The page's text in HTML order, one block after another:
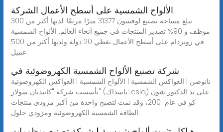
الألواح الشمسية على أسطح الأعمال الشركة
تبلغ مساحة تصنيع لوفسون 31377 مترًا مربعًا. لديها أكثر من 300
موظف و 90% تصدير المنتجات في جميع أنحاء العالم. الألواح الشمسية
في روتردام على أسطح الأعمال تغطي 20 دولة ولديها أكثر من 500
عميل.
شركة تصنيع الألواح الشمسية الكهروضوئية في
نانوصن | العواكس الشمسية | الألواح الشمسية | العواكس الكهروضوئية
تأسست شركة "كانيديان سولار" (ناسداك: csiq) على يد الدكتور شون
كو في عام 2001، وقد نمت لتصبح واحدة من أكبر مزودي منتجات
الطاقة الشمسية الكهروضوئية ومزودي حلول